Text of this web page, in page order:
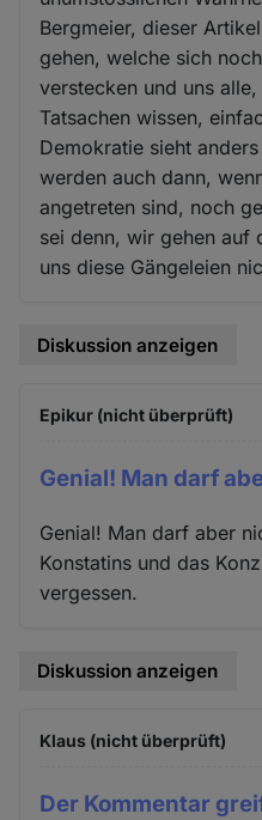
Bergmeier, dieser
gehen, welche sich
verstecken und uns
Tatsachen wissen,
Demokratie sieht
werden auch dann,
angetreten sind, noch
sei denn, wir gehen auf
uns diese Gängeleien
Diskussion anzeigen
Epikur (nicht überprüft)
Genial! Man darf
Genial! Man darf aber
Konstatins und das
vergessen.
Diskussion anzeigen
Klaus (nicht überprüft)
Der Kommentar